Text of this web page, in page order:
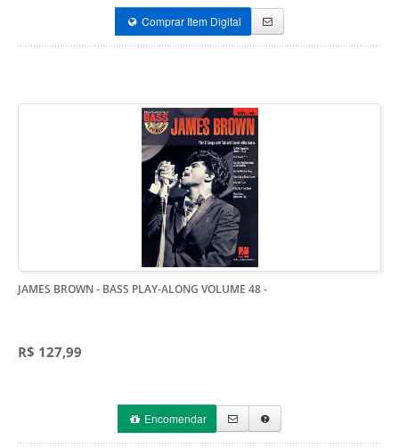
Comprar Item Digital
JAMES BROWN - BASS PLAY-ALONG VOLUME 48-
R$ 127,99
Encomendar